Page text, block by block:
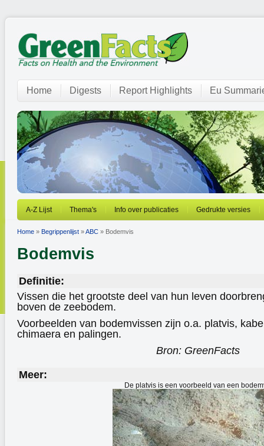
Home Digests Report Highlights Eu
A-Z Lijst Thema's Info over publicaties Gedrukte versies
Home » Begrippenlijst »ABC » Bodemvis
Bodemvis
Definitie:
Vissen die het grootste deel van hun leven
boven de zeebodem.
Voorbeelden van bodemvissen zijn o.a. platvis,
chimaera en palingen.
Bron: GreenFacts
Meer:
De platvis is een voorbeeld van een